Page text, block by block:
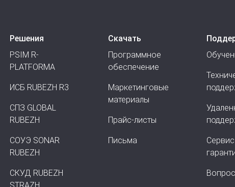
Решения
PSIM R-
PLATFORMA
ИСБ RUBEZH R3
СПЗ GLOBAL
RUBEZH
СОУЭ SONAR
RUBEZH
СКУД RUBEZH
Скачать
Программное
обеспечение
Маркетинговые
материалы
Прайс-листы
Письма